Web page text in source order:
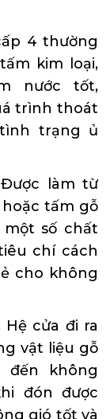
4 thường
kim loại,
nước tốt,
trình thoát
trạng ủ
làm từ
tấm gỗ
số chất
chí cách
cho không
Hệ cửa đi ra
vật liệu gỗ
đến không
đón được
gió tốt và